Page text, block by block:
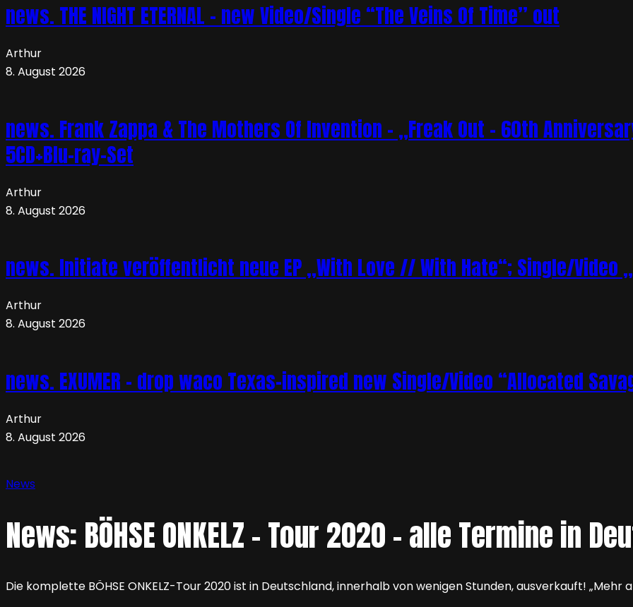
news. THE NIGHT ETERNAL – new Video/Single “The Veins Of Time” out
Arthur
8. August 2026
news. Frank Zappa & The Mothers Of Invention – „Freak Out – 60th
5CD+Blu-ray-Set
Arthur
8. August 2026
news. Initiate veröffentlicht neue EP „With Love // With Hate“; Single/Video
Arthur
8. August 2026
news. EXUMER – drop waco Texas-inspired new Single/Video “Allocated
Arthur
8. August 2026
News
News: BÖHSE ONKELZ – Tour 2020 – alle Termine in
Die komplette BÖHSE ONKELZ-Tour 2020 ist in Deutschland, innerhalb von wenigen Stunden, ausverkauft! „Mehr